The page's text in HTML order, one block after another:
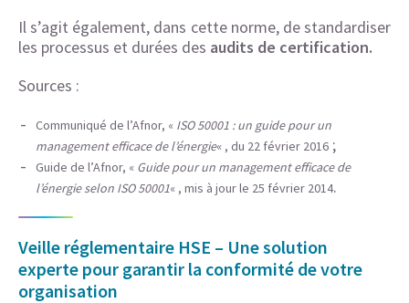
Il s’agit également, dans cette norme, de standardiser
les processus et durées des audits de certification.
Sources :
Communiqué de l’Afnor, « ISO 50001 : un guide pour un
management efficace de l’énergie« , du 22 février 2016 ;
Guide de l’Afnor, « Guide pour un management efficace de
l’énergie selon ISO 50001« , mis à jour le 25 février 2014.
Veille réglementaire HSE – Une solution
experte pour garantir la conformité de votre
organisation